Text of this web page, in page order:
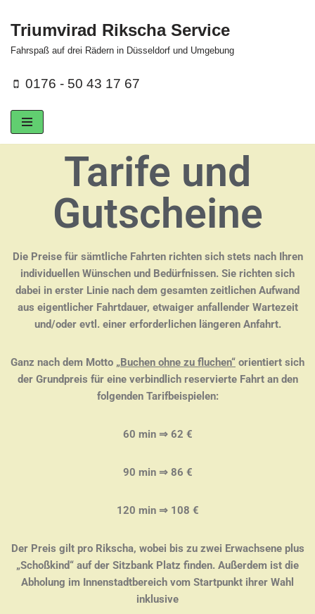
Zum
Inhalt
Triumvirad Rikscha Service
Fahrspaß auf drei Rädern in Düsseldorf und Umgebung
0176 - 50 43 17 67
Tarife und
Gutscheine
Die Preise für sämtliche Fahrten richten sich stets nach Ihren
individuellen Wünschen und Bedürfnissen. Sie richten sich
dabei in erster Linie nach dem gesamten zeitlichen Aufwand
aus eigentlicher Fahrtdauer, etwaiger anfallender Wartezeit
und/oder evtl. einer erforderlichen längeren Anfahrt.
Ganz nach dem Motto „Buchen ohne zu fluchen“ orientiert sich
der Grundpreis für eine verbindlich reservierte Fahrt an den
folgenden Tarifbeispielen:
60 min ⇒ 62 €
90 min ⇒ 86 €
120 min ⇒ 108 €
Der Preis gilt pro Rikscha, wobei bis zu zwei Erwachsene plus
„Schoßkind“ auf der Sitzbank Platz finden. Außerdem ist die
Abholung im Innenstadtbereich vom Startpunkt ihrer Wahl
inklusive